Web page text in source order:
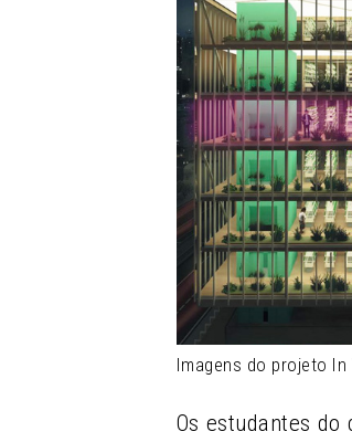
Imagens do projeto In
Os estudantes